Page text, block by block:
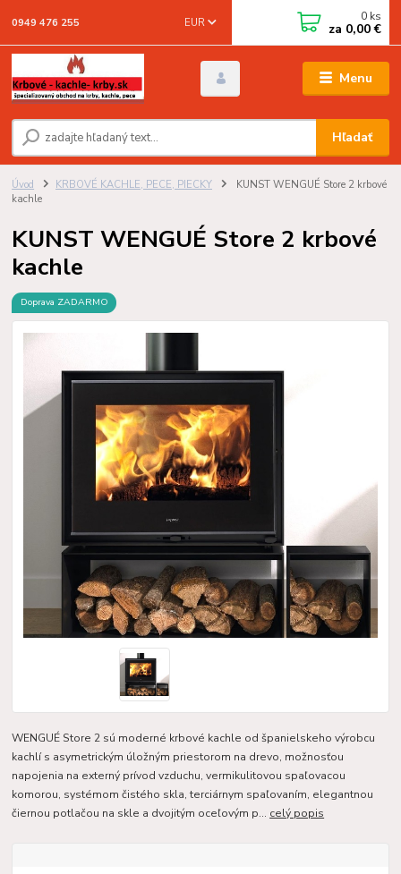
Menu
EUR
Hľadať
0949 476 255 0 ks
za 0,00 €
Úvod KRBOVÉ KACHLE, PECE, PIECKY
KUNST WENGUÉ Store 2 krbové
kachle
KUNST WENGUÉ Store 2 krbové
kachle
Doprava ZADARMO
WENGUÉ Store 2 sú moderné krbové kachle od španielskeho výrobcu
kachlí s asymetrickým úložným priestorom na drevo, možnosťou
napojenia na externý prívod vzduchu, vermikulitovou spaľovacou
komorou, systémom čistého skla, terciárnym spaľovaním, elegantnou
čiernou potlačou na skle a dvojitým oceľovým p... celý popis